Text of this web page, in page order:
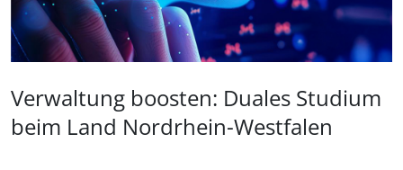
Verwaltung boosten: Duales Studium
beim Land Nordrhein-Westfalen